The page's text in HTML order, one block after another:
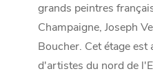
grands peintres
Champaigne, Joseph
Boucher. Cet étage
d'artistes du nord de